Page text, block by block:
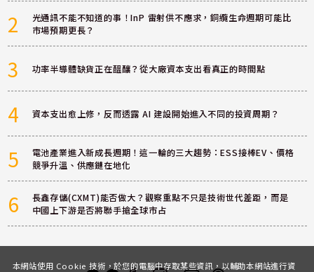
2
光通訊不能不知道的事！InP 雷射供不應求，銅纜生命週期可能比
市場預期更長？
3 功率半導體缺貨正在醞釀？從大廠資本支出看真正的時間點
4 資本支出愈上修，反而透露 AI 建設開始進入不同的投資周期？
5
電池產業進入新成長週期！這一輪的三大趨勢：ESS接棒EV、價格
競爭升溫、供應鏈在地化
6
長鑫存儲(CXMT)能否做大？觀察重點不只是技術世代差距，而是
中國上下游是否將聯手搶全球市占
本網站使用 Cookie 技術，於您的電腦中存取某些資訊，以輔助本網站進行資